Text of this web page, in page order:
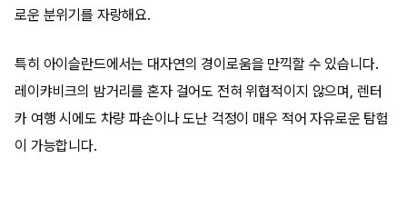
로운 분위기를 자랑해요.
특히 아이슬란드에서는 대자연의 경이로움을 만끽할 수 있습니다.
레이캬비크의 밤거리를 혼자 걸어도 전혀 위협적이지 않으며, 렌터
카 여행 시에도 차량 파손이나 도난 걱정이 매우 적어 자유로운 탐험
이 가능합니다.